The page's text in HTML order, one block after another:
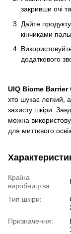
закривши очі
Дайте
кінчиками
додаткового
UIQ Biome Barrier
хто шукає легкий,
захисту шкіри.
можна
для миттєвого
Країна
виробництва:
Тип шкіри:
Призначення: